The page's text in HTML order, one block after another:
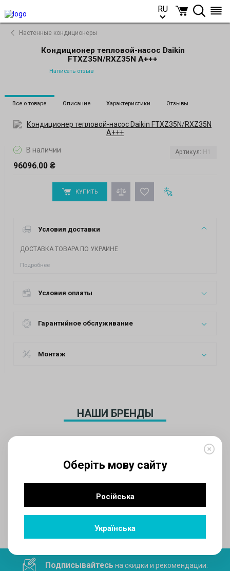
Оберіть мову сайту
Російська
Українська
RU
Настенные кондиционеры
Кондиционер тепловой-насос Daikin
FTXZ35N/RXZ35N A+++
Написать отзыв
Все о товаре Описание Характеристики Отзывы
В наличии
96096.00 ₴
Артикул: H1
КУПИТЬ
Условия доставки
ДОСТАВКА ТОВАРА ПО УКРАИНЕ
Подробнее
Условия оплаты
Гарантийное обслуживание
Монтаж
НАШИ БРЕНДЫ
Поделитесь ссылкой в социальных сетях
Подписывайтесьна скидки и рекомендации: